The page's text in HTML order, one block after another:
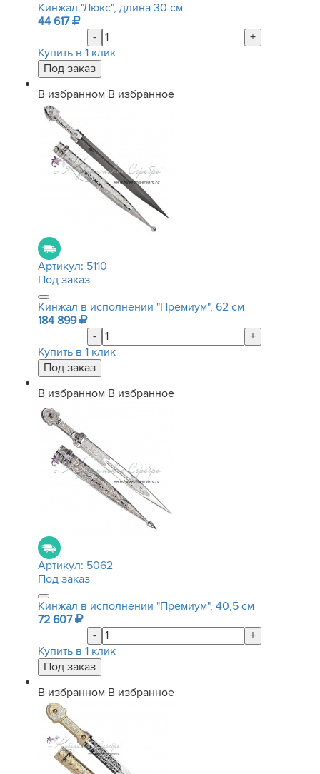
Кинжал "Люкс", длина 30 см
44 617
-
+
Купить в 1 клик
В избранном В избранное
Артикул: 5110
Под заказ
Кинжал в исполнении "Премиум", 62 см
184 899
-
+
Купить в 1 клик
В избранном В избранное
Артикул: 5062
Под заказ
Кинжал в исполнении "Премиум", 40,5 см
72 607
-
+
Купить в 1 клик
В избранном В избранное